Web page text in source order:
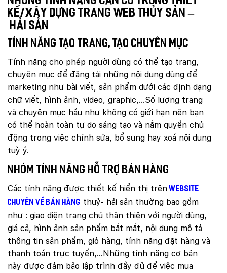
kế/xây dựng trang web thủy sản –
hải sản
Tính năng tạo trang, tạo chuyên mục
Tính năng cho phép người dùng có thể tạo trang,
chuyên mục để đăng tải những nội dung dùng để
marketing như bài viết, sản phẩm dưới các định dạng
chữ viết, hình ảnh, video, graphic,…Số lượng trang
và chuyên mục hầu như không có giới hạn nên bạn
có thể hoàn toàn tự do sáng tạo và nắm quyền chủ
động trong việc chỉnh sửa, bổ sung hay xoá nội dung
tuỳ ý.
Nhóm tính năng hỗ trợ bán hàng
Các tính năng được thiết kế hiển thị trênwebsite
chuyên về bán hàng thuỷ- hải sản thường bao gồm
như : giao diện trang chủ thân thiện với người dùng,
giá cả, hình ảnh sản phẩm bắt mắt, nội dung mô tả
thông tin sản phẩm, giỏ hàng, tính năng đặt hàng và
thanh toán trực tuyến,…Những tính năng cơ bản
này được đảm bảo lập trình đầy đủ để việc mua